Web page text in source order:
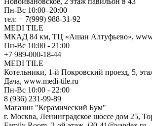
Пн-Вс 10:00–20:00
тел: + 7(999) 988-31-92
MEDI TILE
МКАД 84 км, ТЦ «Ашан Алтуфьево»,
Пн-Вс 10:00 - 21:00
+7 989-000-18-44
MEDI TILE
Котельники, 1-й Покровский проезд, 5,
Дача, www.medi-tile.ru
Пн-Вс 10:00 - 22:00
8 (936) 231-99-89
Магазин "Керамический Бум"
г. Москва, Ленинградское шоссе дом 25,